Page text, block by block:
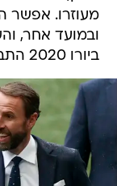
מעוזרו. אפשר
ובמועד אחר,
ביורו 2020 התבררה כלא מציאותית.